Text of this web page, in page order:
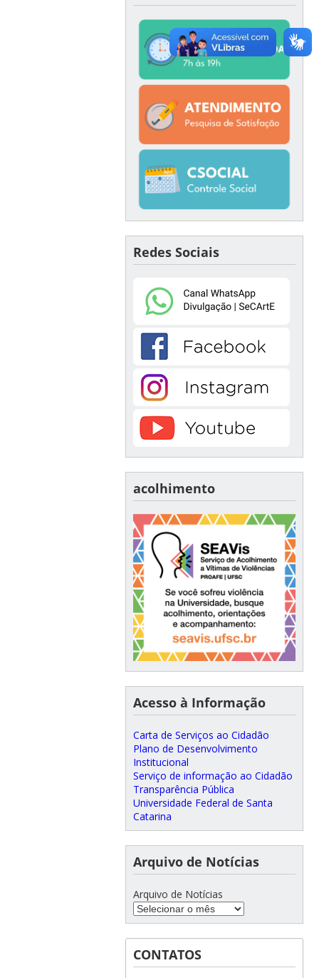
Redes Sociais
acolhimento
Acesso à Informação
Carta de Serviços ao Cidadão
Plano de Desenvolvimento
Institucional
Serviço de informação ao Cidadão
Transparência Pública
Universidade Federal de Santa
Catarina
Arquivo de Notícias
Arquivo de Notícias
CONTATOS